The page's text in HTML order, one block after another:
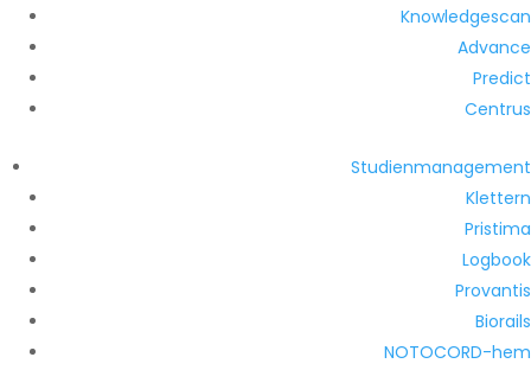
Knowledgescan
Advance
Predict
Centrus
Studienmanagement
Klettern
Pristima
Logbook
Provantis
Biorails
NOTOCORD-hem